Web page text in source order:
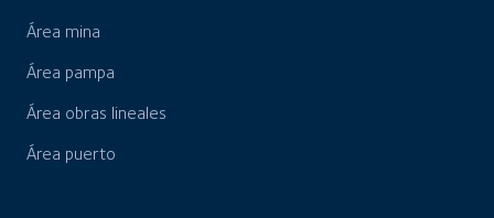
Área mina
Área pampa
Área obras lineales
Área puerto